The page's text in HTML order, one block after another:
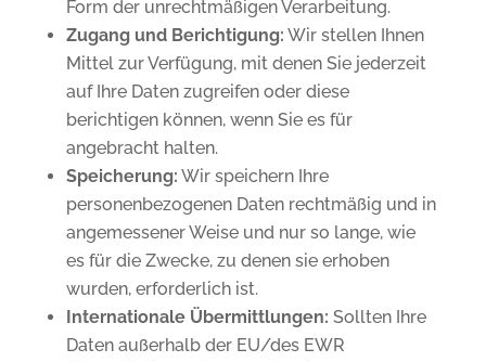
Form der unrechtmäßigen Verarbeitung.
Zugang und Berichtigung: Wir stellen Ihnen
Mittel zur Verfügung, mit denen Sie jederzeit
auf Ihre Daten zugreifen oder diese
berichtigen können, wenn Sie es für
angebracht halten.
Speicherung: Wir speichern Ihre
personenbezogenen Daten rechtmäßig und in
angemessener Weise und nur so lange, wie
es für die Zwecke, zu denen sie erhoben
wurden, erforderlich ist.
Internationale Übermittlungen: Sollten Ihre
Daten außerhalb der EU/des EWR